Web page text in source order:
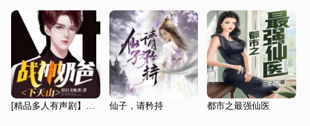
[精品多人有声剧】战神奶爸下天山｜我爸是战神丨都市丨免费 仙子，请矜持 都市之最强仙医